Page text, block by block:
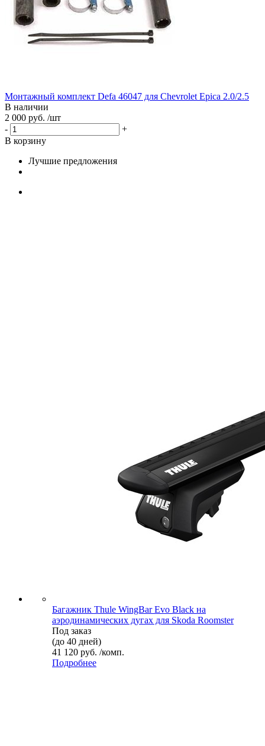
Монтажный комплект Defa 46047 для Chevrolet Epica 2.0/2.5
В наличии
2 000 руб. /шт
-
+
В корзину
Лучшие предложения
Багажник Thule WingBar Evo Black на
аэродинамических дугах для Skoda Roomster
Под заказ
(до 40 дней)
41 120 руб. /комп.
Подробнее